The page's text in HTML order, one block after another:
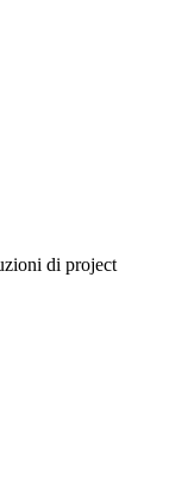
di project